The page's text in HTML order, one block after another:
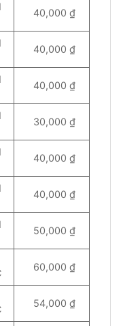
40,000 ₫
40,000 ₫
40,000 ₫
30,000 ₫
40,000 ₫
40,000 ₫
50,000 ₫
60,000 ₫
54,000 ₫